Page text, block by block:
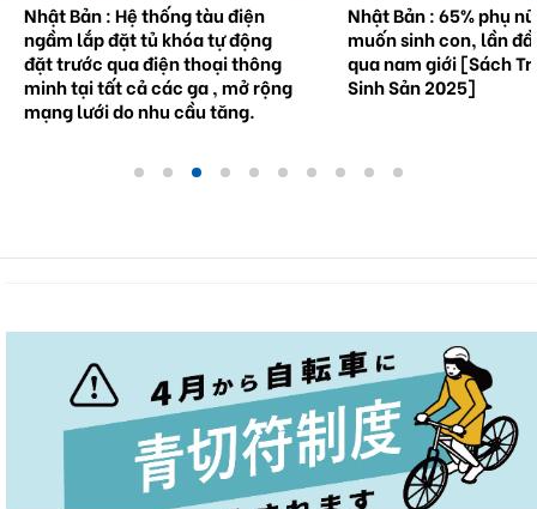
Nhật Bản : 65% phụ nữ không
muốn sinh con, lần đầu tiên vượt
qua nam giới [Sách Trắng về
Sinh Sản 2025]
Natto trở thành hiện
cầu . Bối cảnh và
tương lai.